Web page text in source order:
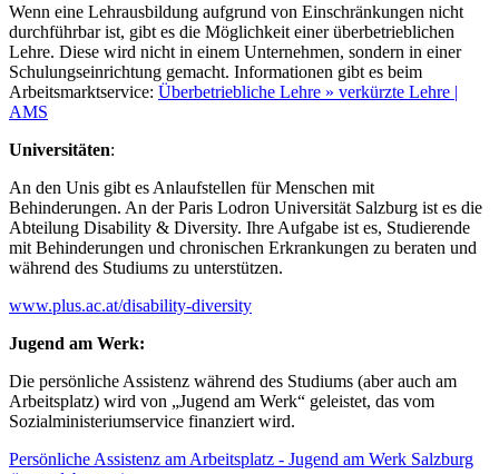
Wenn eine Lehrausbildung aufgrund von Einschränkungen nicht
durchführbar ist, gibt es die Möglichkeit einer überbetrieblichen
Lehre. Diese wird nicht in einem Unternehmen, sondern in einer
Schulungseinrichtung gemacht. Informationen gibt es beim
Arbeitsmarktservice: Überbetriebliche Lehre » verkürzte Lehre |
AMS
Universitäten:
An den Unis gibt es Anlaufstellen für Menschen mit
Behinderungen. An der Paris Lodron Universität Salzburg ist es die
Abteilung Disability & Diversity. Ihre Aufgabe ist es, Studierende
mit Behinderungen und chronischen Erkrankungen zu beraten und
während des Studiums zu unterstützen.
www.plus.ac.at/disability-diversity
Jugend am Werk:
Die persönliche Assistenz während des Studiums (aber auch am
Arbeitsplatz) wird von „Jugend am Werk“ geleistet, das vom
Sozialministeriumservice finanziert wird.
Persönliche Assistenz am Arbeitsplatz - Jugend am Werk Salzburg